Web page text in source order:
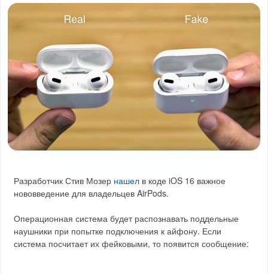
Разработчик Стив Мозер нашел в коде iOS 16 важное
нововведение для владельцев AirPods.
Операционная система будет распознавать поддельные
наушники при попытке подключения к айфону. Если
система посчитает их фейковыми, то появится сообщение: